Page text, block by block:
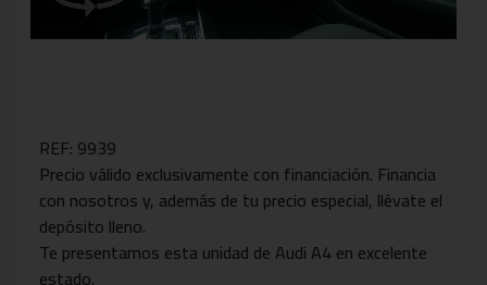
REF: 9939
Precio válido exclusivamente con financiación. Financia
con nosotros y, además de tu precio especial, llévate el
depósito lleno.
Te presentamos esta unidad de Audi A4 en excelente